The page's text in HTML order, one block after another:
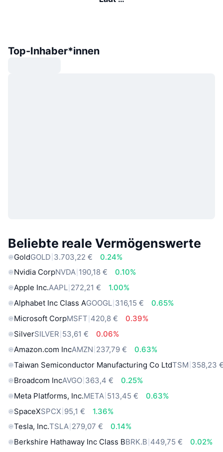
Top-Inhaber*innen
Beliebte reale Vermögenswerte
GoldGOLD 3.703,22 €
0.24%
Nvidia CorpNVDA 190,18 €
0.10%
Apple Inc.AAPL 272,21 €
1.00%
Alphabet Inc Class AGOOGL 316,15 €
0.65%
Microsoft CorpMSFT 420,8 €
0.39%
SilverSILVER 53,61 €
0.06%
Amazon.com IncAMZN 237,79 €
0.63%
Taiwan Semiconductor Manufacturing Co LtdTSM 358,23
Broadcom IncAVGO 363,4 €
0.25%
Meta Platforms, Inc.META 513,45 €
0.63%
SpaceXSPCX 95,1 €
1.36%
Tesla, Inc.TSLA 279,07 €
0.14%
Berkshire Hathaway Inc Class BBRK.B 449,75 €
0.02%